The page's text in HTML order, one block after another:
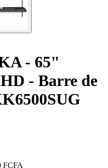
- 65"
- Barre de
FCFA